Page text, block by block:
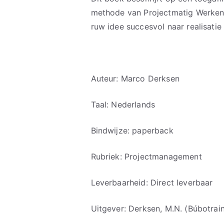
methode van Projectmatig
ruw idee succesvol naar realisatie
Auteur: Marco Derksen
Taal: Nederlands
Bindwijze: paperback
Rubriek: Projectmanagement
Leverbaarheid: Direct leverbaar
Uitgever: Derksen, M.N.